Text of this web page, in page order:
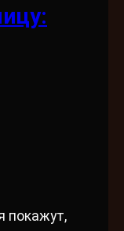
покажут,